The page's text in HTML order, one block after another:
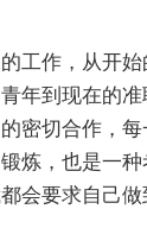
工作，从开
年到现在的准
密切合作，
炼，也是一
会要求自己做